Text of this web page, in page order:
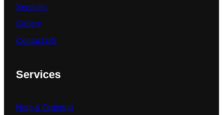
Services
Gallery
Contact US
Services
Help & Ordering